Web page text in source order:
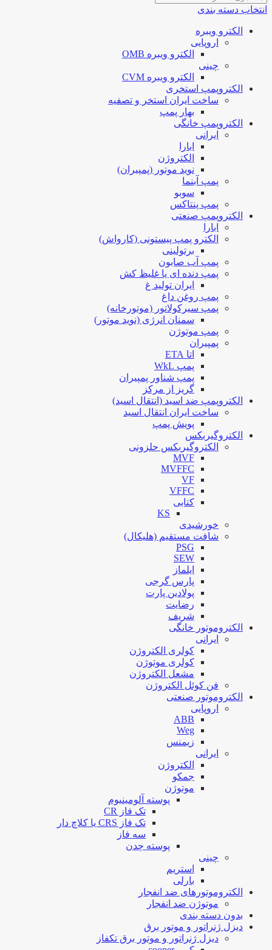
انتخاب دسته بندی
الکترو ویبره
اروپایی
الکترو ویبره OMB
چینی
الکترو ویبره CVM
الکتروپمپ استخری
ساخت ایران استخر و تصفیه
بهار پمپ
الکتروپمپ خانگی
ایرانی
ابارا
الکتروژن
نوید موتور (پمپیران)
پمپ آبنما
سوبو
پمپ پنتاکس
الکتروپمپ صنعتی
ابارا
الکترو پمپ پیستونی (کارواش)
برتولینی
پمپ آب صابون
پمپ دنده ای یا غلیظ کش
ایران تولید غ
پمپ روغن داغ
پمپ سیرکولاتور (موتورخانه)
سمنان انرژی (نوید موتور)
پمپ موتوژن
پمپیران
اتا ETA
پمپ WkL
پمپ شناور پمپیران
گریز از مرکز
الکتروپمپ ضد اسید (انتقال اسید)
ساخت ایران انتقال اسید
پویش پمپ
الکتروگیربکس
الکتروگیربکس حلزونی
MVF
MVFFC
VF
VFFC
کتابی
KS
خورشیدی
شافت مستقیم (هلیکال)
PSG
SEW
ایلماز
پارس گرجی
پولادین پارت
رضایت
شریف
الکتروموتور خانگی
ایرانی
کولری الکتروژن
کولری موتوژن
مشعل الکتروژن
فن کوئل الکتروژن
الکتروموتور صنعتی
اروپایی
ABB
Weg
زیمنس
ایرانی
الکتروژن
جمکو
موتوژن
پوسته آلومینیوم
تک فاز CR
تک فاز CRS یا کلاچ دار
سه فاز
پوسته چدن
چینی
استریم
بارلی
الکتروموتورهای ضد انفجار
موتوژن ضد انفجار
بدون دسته بندی
دیزل ژنراتور و موتور برق
دیزل ژنراتور و موتور برق تکفاز